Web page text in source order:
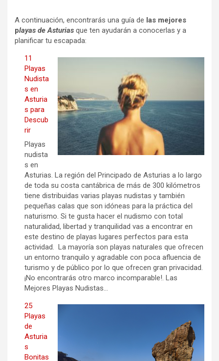
A continuación, encontrarás una guía de las mejores
playas de Asturias que ten ayudarán a conocerlas y a
planificar tu escapada:
11
Playas
Nudista
s en
Asturia
s para
Descub
rir
Playas
nudista
s en
Asturias. La región del Principado de Asturias a lo largo
de toda su costa cantábrica de más de 300 kilómetros
tiene distribuidas varias playas nudistas y también
pequeñas calas que son idóneas para la práctica del
naturismo. Si te gusta hacer el nudismo con total
naturalidad, libertad y tranquilidad vas a encontrar en
este destino de playas lugares perfectos para esta
actividad. La mayoría son playas naturales que ofrecen
un entorno tranquilo y agradable con poca afluencia de
turismo y de público por lo que ofrecen gran privacidad.
¡No encontrarás otro marco incomparable!. Las
Mejores Playas Nudistas…
25
Playas
de
Asturia
s
Bonitas